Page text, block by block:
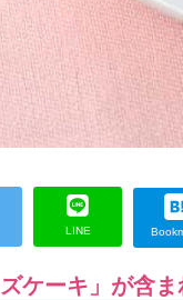
LINE
ズケーキ」が含